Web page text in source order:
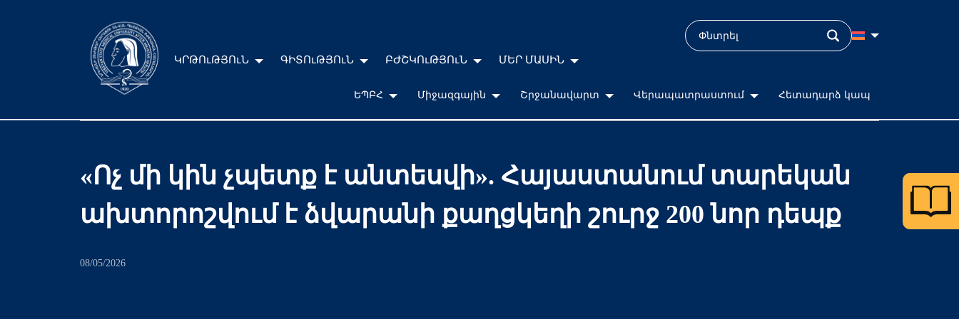
ԿՐԹՈւԹՅՈւՆ ԳԻՏՈւԹՅՈւՆ ԲԺՇԿՈւԹՅՈւՆ ՄԵՐ ՄԱՍԻՆ
ԵՊԲՀ Միջազգային Շրջանավարտ Վերապատրաստում Հետադարձ կապ
«Ոչ մի կին չպետք է անտեսվի». Հայաստանում տարեկան
ախտորոշվում է ձվարանի քաղցկեղի շուրջ 200 նոր դեպք
08/05/2026